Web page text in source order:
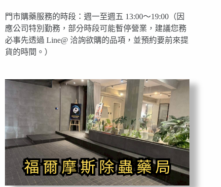
門市購藥服務的時段：週一至週五 13:00～19:00（因
應公司特別勤務，部分時段可能暫停營業，建議您務
必事先透過 Line@ 洽詢欲購的品項，並預約要前來提
貨的時間。）